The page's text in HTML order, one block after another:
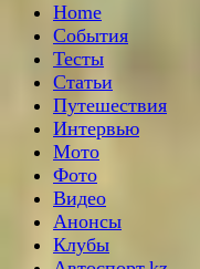
Home
События
Тесты
Статьи
Путешествия
Интервью
Мото
Фото
Видео
Анонсы
Клубы